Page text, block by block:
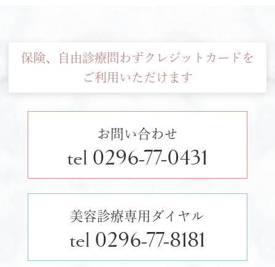
保険、自由診療問わずクレジットカードを
ご利用いただけます
お問い合わせ
tel 0296-77-0431
美容診療専用ダイヤル
tel 0296-77-8181